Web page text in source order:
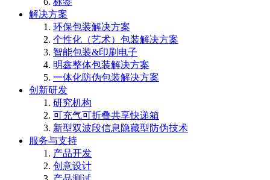
解决方案
环保包装解决方案
个性化（艺术）包装解决方案
智能包装&印刷电子
明鑫整体包装解决方案
一体化防伪包装解决方案
创新研发
研究机构
可充气可折叠共享快递箱
新型双波段信息隐藏型防伪技术
服务与支持
产品开发
创意设计